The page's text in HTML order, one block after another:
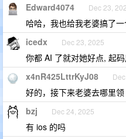
Edward4074 Dec 23,
哈哈，我也给我老婆搞了
icedx Dec 23, 2025
你都 AI 了就对她好点, 起
x4nR425LttrKyJ08
好的，接下来老婆去哪里领
bzj Dec 24, 2025
有 ios 的吗